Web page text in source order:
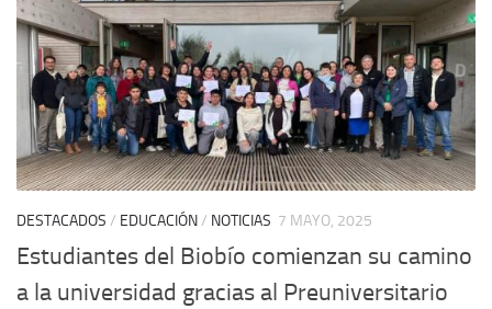
DESTACADOS / EDUCACIÓN/ NOTICIAS 7 MAYO, 2025
Estudiantes del Biobío comienzan su camino
a la universidad gracias al Preuniversitario